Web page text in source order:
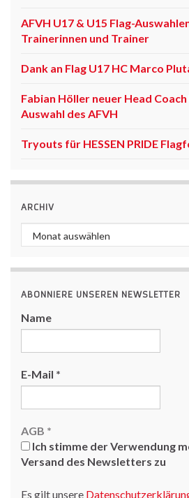
AFVH U17 & U15 Flag-
Trainerinnen und Trainer
Dank an Flag U17 HC Marco
Fabian Höller neuer Head Coach
Auswahl des AFVH
Tryouts für HESSEN PRIDE
ARCHIV
Archiv
ABONNIERE UNSEREN NEWSLETTER
Name
E-Mail *
AGB *
Ich stimme der Verwendung
Versand des Newsletters zu
Es gilt unsere